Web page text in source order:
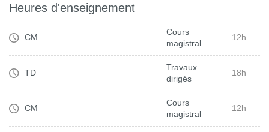
Heures d'enseignement
CM
Cours
magistral
12h
TD
Travaux
dirigés
18h
CM
Cours
magistral
12h